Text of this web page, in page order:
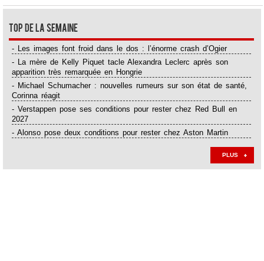
Top de la semaine
- Les images font froid dans le dos : l’énorme crash d’Ogier
- La mère de Kelly Piquet tacle Alexandra Leclerc après son
apparition très remarquée en Hongrie
- Michael Schumacher : nouvelles rumeurs sur son état de santé,
Corinna réagit
- Verstappen pose ses conditions pour rester chez Red Bull en
2027
- Alonso pose deux conditions pour rester chez Aston Martin
PLUS